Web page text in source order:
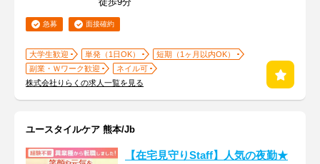
急募 面接確約
大学生歓迎 単発（1日OK）
短期（1ヶ月以内OK）
副業・Ｗワーク歓迎
ネイル可
株式会社りらくの求人一覧を見る
ユースタイルケア 熊本/Jb
【在宅見守りStaff】人気の夜勤★